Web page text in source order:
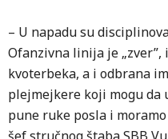
– U napadu su
Ofanzivna linija je
kvoterbeka, a i odbrana
plejmejkere koji mogu da
pune ruke posla i